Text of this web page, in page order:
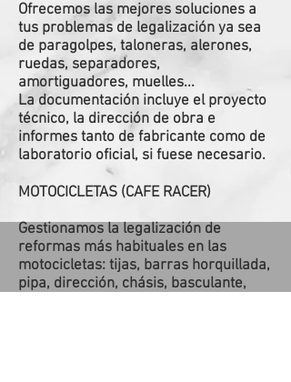
Ofrecemos las mejores soluciones a
tus problemas de legalización ya sea
de paragolpes, taloneras, alerones,
ruedas, separadores,
amortiguadores, muelles...
La documentación incluye el proyecto
técnico, la dirección de obra e
informes tanto de fabricante como de
laboratorio oficial, si fuese necesario.
MOTOCICLETAS (CAFE RACER)
Gestionamos la legalización de
reformas más habituales en las
motocicletas: tijas, barras horquillada,
pipa, dirección, chásis, basculante,